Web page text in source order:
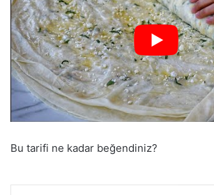
Bu tarifi ne kadar beğendiniz?